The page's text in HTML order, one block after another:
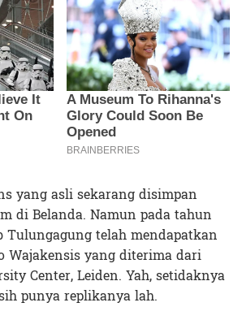
yang asli sekarang disimpan
di Belanda. Namun pada tahun
Tulungagung telah mendapatkan
Wajakensis yang diterima dari
Center, Leiden. Yah, setidaknya
punya replikanya lah.